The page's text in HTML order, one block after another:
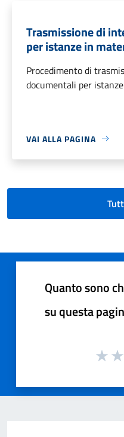
Trasmissione di
per istanze in
Procedimento di
documentali per
VAI ALLA PAGINA
Quanto sono
su questa